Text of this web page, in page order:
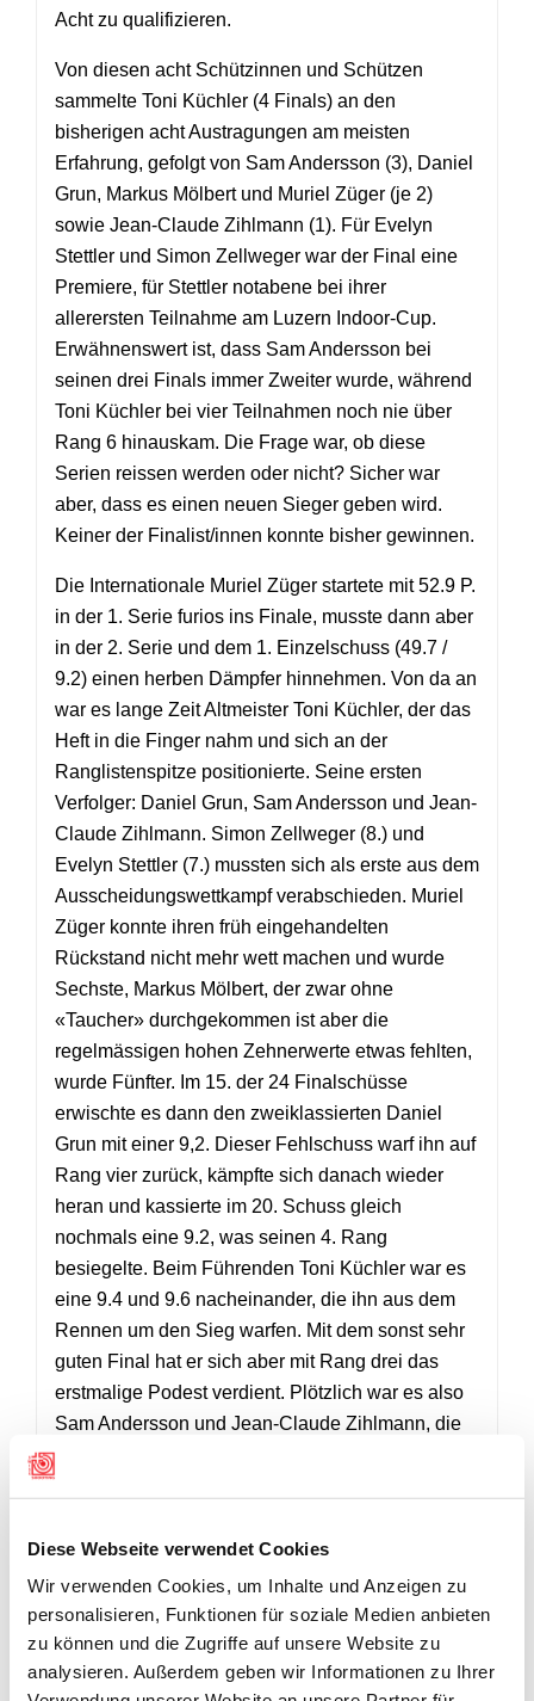
Diese Webseite verwendet Cookies
Wir verwenden Cookies, um Inhalte und Anzeigen zu
personalisieren, Funktionen für soziale Medien anbieten
zu können und die Zugriffe auf unsere Website zu
analysieren. Außerdem geben wir Informationen zu Ihrer
Acht zu qualifizieren.
Von diesen acht Schützinnen und Schützen
sammelte Toni Küchler (4 Finals) an den
bisherigen acht Austragungen am meisten
Erfahrung, gefolgt von Sam Andersson (3), Daniel
Grun, Markus Mölbert und Muriel Züger (je 2)
sowie Jean-Claude Zihlmann (1). Für Evelyn
Stettler und Simon Zellweger war der Final eine
Premiere, für Stettler notabene bei ihrer
allerersten Teilnahme am Luzern Indoor-Cup.
Erwähnenswert ist, dass Sam Andersson bei
seinen drei Finals immer Zweiter wurde, während
Toni Küchler bei vier Teilnahmen noch nie über
Rang 6 hinauskam. Die Frage war, ob diese
Serien reissen werden oder nicht? Sicher war
aber, dass es einen neuen Sieger geben wird.
Keiner der Finalist/innen konnte bisher gewinnen.
Die Internationale Muriel Züger startete mit 52.9 P.
in der 1. Serie furios ins Finale, musste dann aber
in der 2. Serie und dem 1. Einzelschuss (49.7 /
9.2) einen herben Dämpfer hinnehmen. Von da an
war es lange Zeit Altmeister Toni Küchler, der das
Heft in die Finger nahm und sich an der
Ranglistenspitze positionierte. Seine ersten
Verfolger: Daniel Grun, Sam Andersson und Jean-
Claude Zihlmann. Simon Zellweger (8.) und
Evelyn Stettler (7.) mussten sich als erste aus dem
Ausscheidungswettkampf verabschieden. Muriel
Züger konnte ihren früh eingehandelten
Rückstand nicht mehr wett machen und wurde
Sechste, Markus Mölbert, der zwar ohne
«Taucher» durchgekommen ist aber die
regelmässigen hohen Zehnerwerte etwas fehlten,
wurde Fünfter. Im 15. der 24 Finalschüsse
erwischte es dann den zweiklassierten Daniel
Grun mit einer 9,2. Dieser Fehlschuss warf ihn auf
Rang vier zurück, kämpfte sich danach wieder
heran und kassierte im 20. Schuss gleich
nochmals eine 9.2, was seinen 4. Rang
besiegelte. Beim Führenden Toni Küchler war es
eine 9.4 und 9.6 nacheinander, die ihn aus dem
Rennen um den Sieg warfen. Mit dem sonst sehr
guten Final hat er sich aber mit Rang drei das
erstmalige Podest verdient. Plötzlich war es also
Sam Andersson und Jean-Claude Zihlmann, die
Andersson bei seiner vierten Finalteilnahme zum
vierten Mal Zweiter. Jean-Claude Zihlmann liess
nichts mehr anbrennen und bewies mit konstant
hohen 10er-Werten sein Können. Herzliche
Gratulation zum erstmaligen Gewinn des Luzern